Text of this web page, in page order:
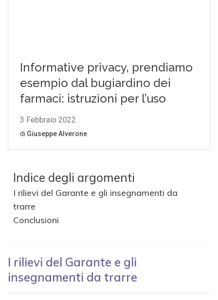
Indice degli argomenti
I rilievi del Garante e gli insegnamenti da
trarre
Conclusioni
I rilievi del Garante e gli
insegnamenti da trarre